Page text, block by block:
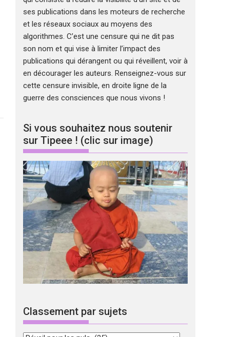
ses publications dans les moteurs de recherche
et les réseaux sociaux au moyens des
algorithmes. C’est une censure qui ne dit pas
son nom et qui vise à limiter l’impact des
publications qui dérangent ou qui réveillent, voir à
en décourager les auteurs. Renseignez-vous sur
cette censure invisible, en droite ligne de la
guerre des consciences que nous vivons !
Si vous souhaitez nous soutenir
sur Tipeee ! (clic sur image)
Classement par sujets